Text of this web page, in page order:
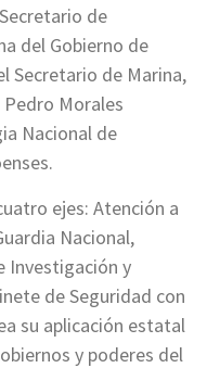
de
del Gobierno de
Secretario de Marina,
Pedro Morales
Nacional de
ejes: Atención a
Nacional,
Investigación y
de Seguridad con
su aplicación estatal
y poderes del